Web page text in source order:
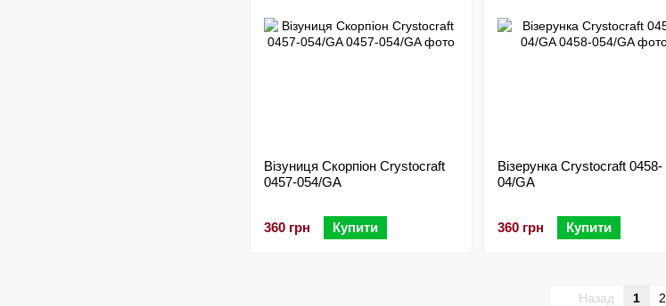
Візуниця Скорпіон Crystocraft
0457-054/GA
360 грн Купити
Візерунка Crystocraft 0458-
04/GA
360 грн Купити
Назад 1 2